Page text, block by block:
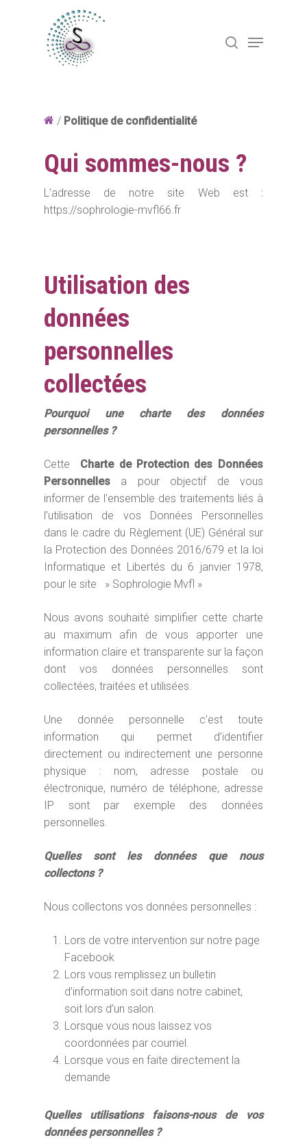
/ Politique de confidentialité
Qui sommes-nous ?
L’adresse de notre site Web est :
https://sophrologie-mvfl66.fr
Utilisation des
données
personnelles
collectées
Pourquoi une charte des données
personnelles ?
Cette Charte de Protection des Données
Personnelles a pour objectif de vous
informer de l’ensemble des traitements liés à
l’utilisation de vos Données Personnelles
dans le cadre du Règlement (UE) Général sur
la Protection des Données 2016/679 et la loi
Informatique et Libertés du 6 janvier 1978,
pour le site » Sophrologie Mvfl »
Nous avons souhaité simplifier cette charte
au maximum afin de vous apporter une
information claire et transparente sur la façon
dont vos données personnelles sont
collectées, traitées et utilisées.
Une donnée personnelle c’est toute
information qui permet d’identifier
directement ou indirectement une personne
physique : nom, adresse postale ou
électronique, numéro de téléphone, adresse
IP sont par exemple des données
personnelles.
Quelles sont les données que nous
collectons ?
Nous collectons vos données personnelles :
Lors de votre intervention sur notre page
Facebook
Lors vous remplissez un bulletin
d’information soit dans notre cabinet,
soit lors d’un salon.
Lorsque vous nous laissez vos
coordonnées par courriel.
Lorsque vous en faite directement la
demande
Quelles utilisations faisons-nous de vos
données personnelles ?